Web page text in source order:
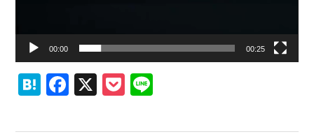
00:00 00:25
Hatena
Facebook
X Pocket